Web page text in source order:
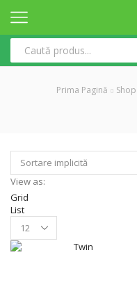
Prima Pagină Shop
View as:
Grid
List
per
page